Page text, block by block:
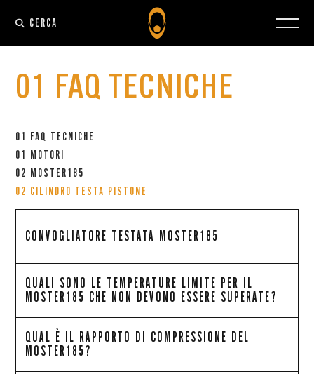
CERCA
01 FAQ TECNICHE
01 FAQ TECNICHE
01 MOTORI
02 MOSTER185
02 CILINDRO TESTA PISTONE
CONVOGLIATORE TESTATA MOSTER185
QUALI SONO LE TEMPERATURE LIMITE PER IL
MOSTER185 CHE NON DEVONO ESSERE SUPERATE?
QUAL È IL RAPPORTO DI COMPRESSIONE DEL
MOSTER185?